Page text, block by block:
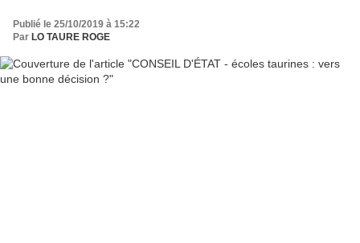
Publié le 25/10/2019 à 15:22
Par LO TAURE ROGE